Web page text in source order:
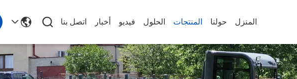
المنزل حولنا المنتجات الحلول فيديو أخبار اتصل بنا